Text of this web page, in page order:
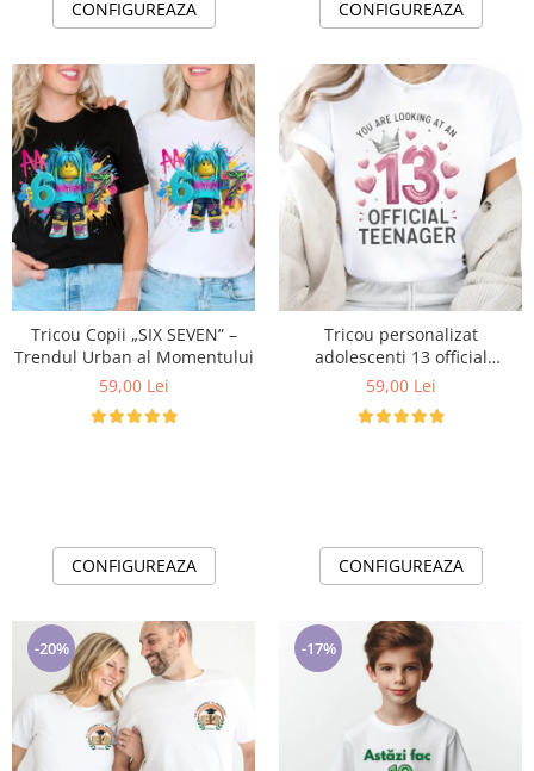
CONFIGUREAZA CONFIGUREAZA
Tricou Copii „SIX SEVEN” –
Trendul Urban al Momentului
59,00 Lei
CONFIGUREAZA
Tricou personalizat
adolescenti 13 official
Teenager Cadou Inspirat59,00 Lei
CONFIGUREAZA
-20% -17%